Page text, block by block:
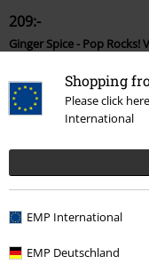
Shopping
Please click
International
EMP International
EMP Deutschland
209:-
Ginger Spice - Pop Rocks!
Pop!